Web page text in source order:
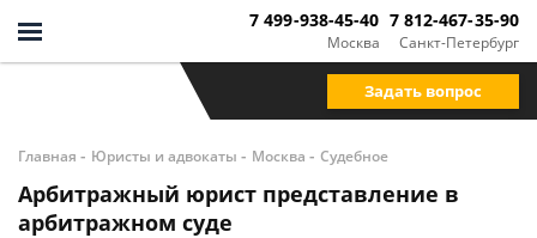
Москва
7 499-938-45-40
Санкт-Петербург
7 812-467-35-90
Задать вопрос
Главная - Юристы и адвокаты - Москва - Судебное
Арбитражный юрист представление в
арбитражном суде